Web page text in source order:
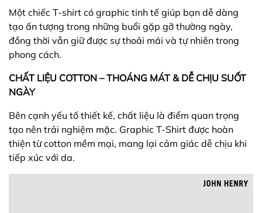
Một chiếc T-shirt có graphic tinh tế giúp bạn dễ dàng
tạo ấn tượng trong những buổi gặp gỡ thường ngày,
đồng thời vẫn giữ được sự thoải mái và tự nhiên trong
phong cách.
CHẤT LIỆU COTTON – THOÁNG MÁT & DỄ CHỊU SUỐT
NGÀY
Bên cạnh yếu tố thiết kế, chất liệu là điểm quan trọng
tạo nên trải nghiệm mặc. Graphic T-Shirt được hoàn
thiện từ cotton mềm mại, mang lại cảm giác dễ chịu khi
tiếp xúc với da.